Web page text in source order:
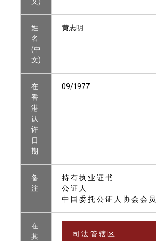
姓
名
(中
文)
黄志明
在
香
港
认
许
日
期
09/1977
备
注
持 有 执 业 证 书
公 证 人
中 国 委 托 公 证 人 协 会 会 员
在
其
司 法 管 辖 区